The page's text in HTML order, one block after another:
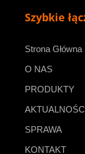
Szybkie
Strona Główna
O NAS
PRODUKTY
SPRAWA
KONTAKT